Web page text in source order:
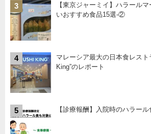
3
【東京ジャーミイ】ハラール
いおすすめ食品15選-②
4
マレーシア最大の日本食レスト
King”のレポート
5 【診療報酬】入院時のハラー